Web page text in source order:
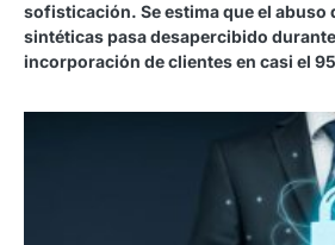
sofisticación. Se estima que el abuso
sintéticas pasa desapercibido
incorporación de clientes en casi el